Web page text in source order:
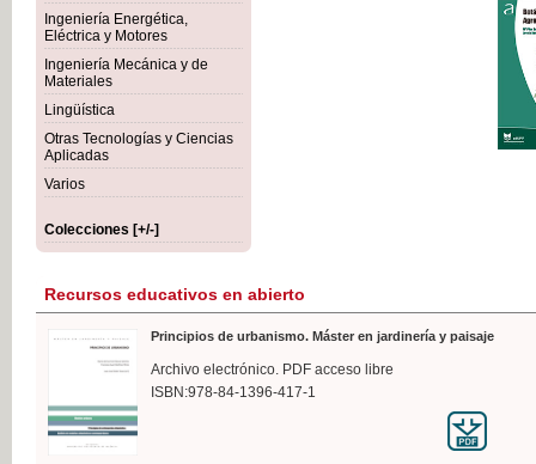
Ingeniería Energética,
Eléctrica y Motores
Ingeniería Mecánica y de
Materiales
Lingüística
Otras Tecnologías y Ciencias
Aplicadas
Varios
Colecciones [+/-]
IVA
Recursos educativos en abierto
Principios de urbanismo. Máster en jardinería y paisaje
Archivo electrónico. PDF acceso libre
ISBN:978-84-1396-417-1